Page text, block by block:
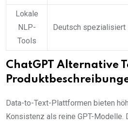
Lokale
NLP-
Tools
Deutsch spezialisiert
ChatGPT Alternative
Data-to-Text-Plattformen bieten
Konsistenz als reine GPT-Modelle.